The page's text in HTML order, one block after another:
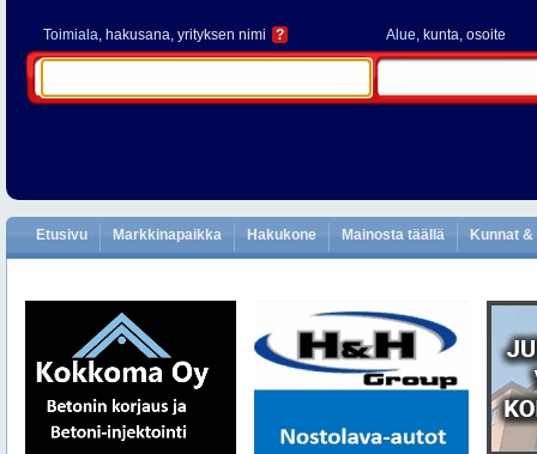
Toimiala, hakusana, yrityksen nimi ? Alue, kunta, osoite
Etusivu Markkinapaikka Hakukone Mainosta täällä Kunnat